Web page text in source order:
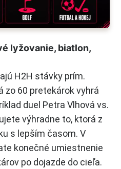
lyžovanie, biatlon,
H2H stávky prím.
zo 60 pretekárok vyhrá
duel Petra Vlhová vs.
výhradne to, ktorá z
s lepším časom. V
konečné umiestnenie
po dojazde do cieľa.